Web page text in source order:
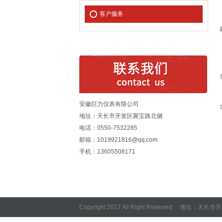
客户服务
安徽巨力仪表有限公司
地址：天长市开发区聚宝路北侧
电话：0550-7532285
邮箱：1019921816@qq.com
手机：13605508171
Copyright 2017 All Right Reserved 地址：天长市